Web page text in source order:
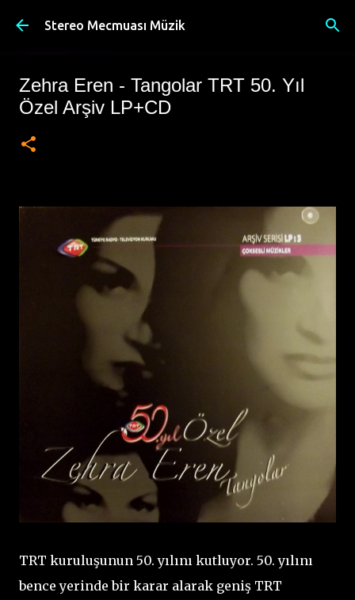
Ana içeriğe atla
Stereo Mecmuası Müzik
Zehra Eren - Tangolar TRT 50. Yıl
Özel Arşiv LP+CD
TRT kuruluşunun 50. yılını kutluyor. 50. yılını
bence yerinde bir karar alarak geniş TRT